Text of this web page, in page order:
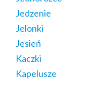
Jedzenie
Jelonki
Jesień
Kaczki
Kapelusze